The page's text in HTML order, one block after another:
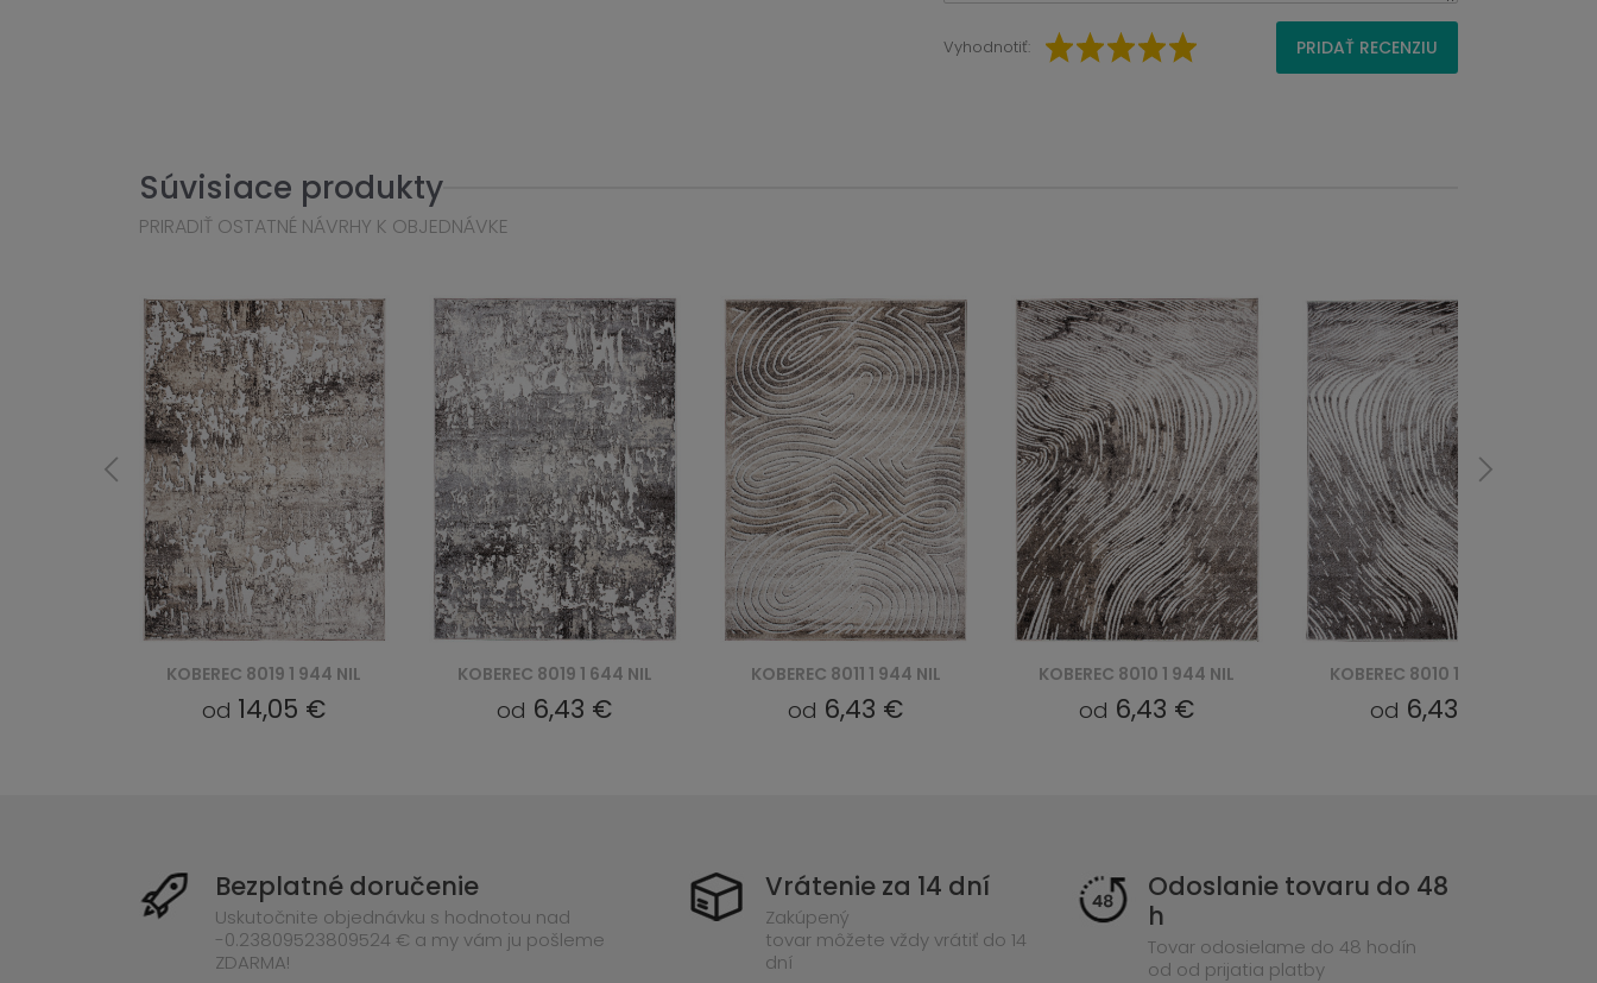
Vyhodnotiť: PRIDAŤ RECENZIU
Súvisiace produkty
PRIRADIŤ OSTATNÉ NÁVRHY K OBJEDNÁVKE
KOBEREC 8019 1 944 NIL
od 14,05 €
KOBEREC 8019 1 644 NIL
od 6,43 €
KOBEREC 8011 1 944 NIL
od 6,43 €
KOBEREC 8010 1 944 NIL
od 6,43 €
KOBEREC 8010 1 644 NIL
od 6,43 €
Bezplatné doručenie
Uskutočnite objednávku s hodnotou nad
-0.23809523809524 € a my vám ju pošleme
ZDARMA!
Vrátenie za 14 dní
Zakúpený
tovar môžete vždy vrátiť do 14
dní
Odoslanie tovaru do 48
h
Tovar odosielame do 48 hodín
od od prijatia platby